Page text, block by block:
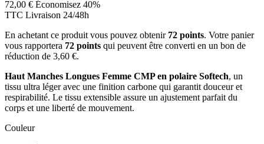
72,00 € Économisez 40%
TTC Livraison 24/48h
En achetant ce produit vous pouvez obtenir 72 points. Votre panier
vous rapportera 72 points qui peuvent être converti en un bon de
réduction de 3,60 €.
Haut Manches Longues Femme CMP en polaire Softech, un
tissu ultra léger avec une finition carbone qui garantit douceur et
respirabilité. Le tissu extensible assure un ajustement parfait du
corps et une liberté de mouvement.
Couleur